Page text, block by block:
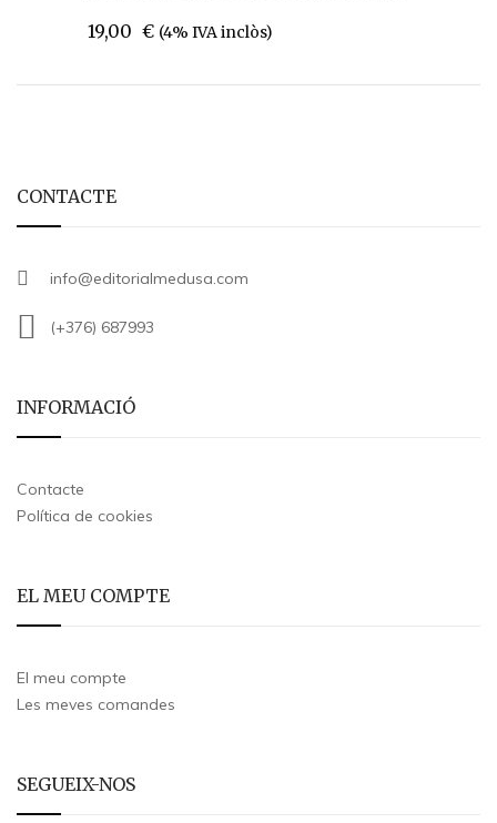
19,00 € (4% IVA inclòs)
CONTACTE
info@editorialmedusa.com
(+376) 687993
INFORMACIÓ
Contacte
Política de cookies
EL MEU COMPTE
El meu compte
Les meves comandes
SEGUEIX-NOS